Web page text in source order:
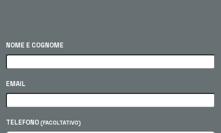
NOME E COGNOME
EMAIL
TELEFONO (FACOLTATIVO)